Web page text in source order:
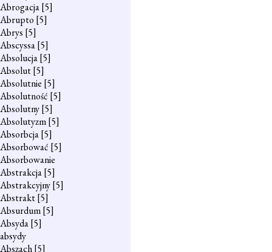
Abrogacja[5]
Abrupto [5]
Abrys [5]
Abscyssa[5]
Absolucja[5]
Absolut[5]
Absolutnie [5]
Absolutność [5]
Absolutny[5]
Absolutyzm[5]
Absorbcja[5]
Absorbować [5]
Absorbowanie
Abstrakcja[5]
Abstrakcyjny[5]
Abstrakt[5]
Absurdum[5]
Absyda[5]
absydy
Abszach[5]